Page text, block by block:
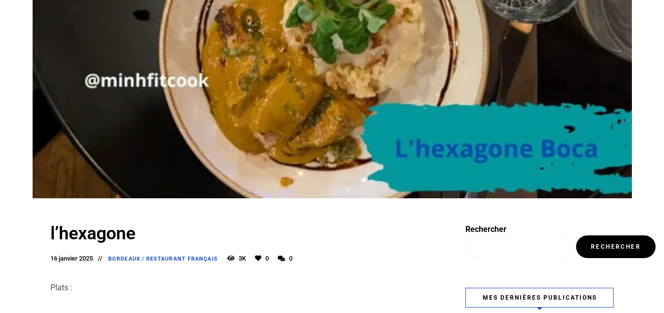
l’hexagone
16 janvier 2025 BORDEAUX / RESTAURANT FRANÇAIS 3K 0 0
Plats :
Rechercher
RECHERCHER
MES DERNIÈRES PUBLICATIONS